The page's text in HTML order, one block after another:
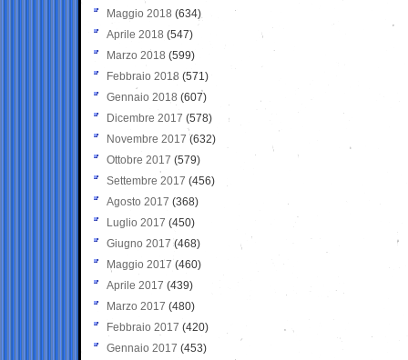
Maggio 2018 (634)
Aprile 2018 (547)
Marzo 2018 (599)
Febbraio 2018 (571)
Gennaio 2018 (607)
Dicembre 2017 (578)
Novembre 2017 (632)
Ottobre 2017 (579)
Settembre 2017 (456)
Agosto 2017 (368)
Luglio 2017 (450)
Giugno 2017 (468)
Maggio 2017 (460)
Aprile 2017 (439)
Marzo 2017 (480)
Febbraio 2017 (420)
Gennaio 2017 (453)